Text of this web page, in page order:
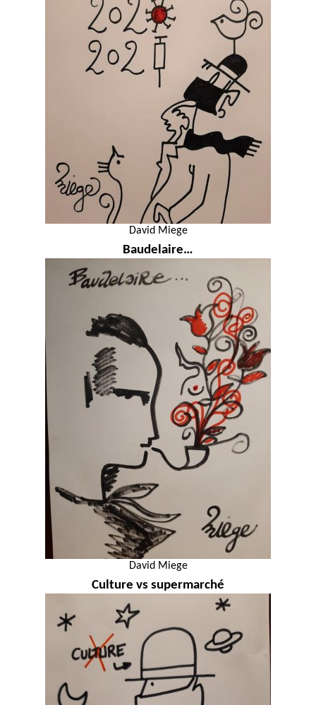
David Miege
Baudelaire…
David Miege
Culture vs supermarché